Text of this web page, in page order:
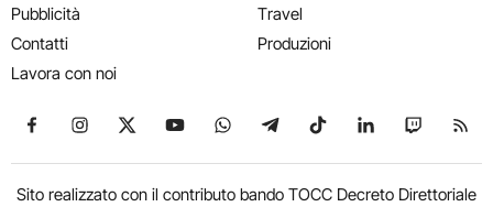
Pubblicità
Contatti
Lavora con noi
Travel
Produzioni
Seguici su Facebook
Seguici su Instagram
Seguici su X
Seguici su YouTube
Seguici su WhatsApp
Seguici su Telegram
Seguici su TikTok
Seguici su
Seguici
Sito realizzato con il contributo bando TOCC Decreto Direttoriale